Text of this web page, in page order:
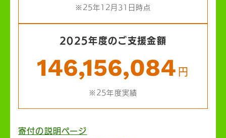
※25年12月31日時点
2025年度のご支援金額
146,156,084 円
※25年度実績
寄付の説明ページ